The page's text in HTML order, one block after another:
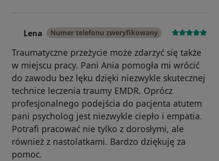
Lena Numer telefonu zweryfikowany
Traumatyczne przeżycie może zdarzyć się także
w miejscu pracy. Pani Ania pomogła mi wrócić
do zawodu bez lęku dzięki niezwykle skutecznej
technice leczenia traumy EMDR. Oprócz
profesjonalnego podejścia do pacjenta atutem
pani psycholog jest niezwykle ciepło i empatia.
Potrafi pracować nie tylko z dorosłymi, ale
również z nastolatkami. Bardzo dziękuję za
pomoc.